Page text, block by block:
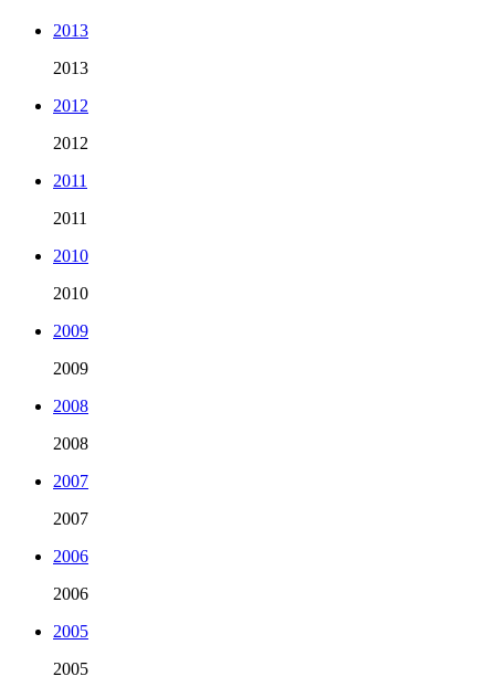
2013
2013
2012
2012
2011
2011
2010
2010
2009
2009
2008
2008
2007
2007
2006
2006
2005
2005